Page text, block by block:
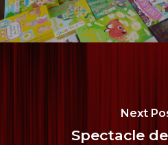
Next
Spectacle